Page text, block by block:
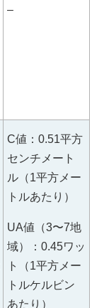
–
C値：0.51平方
センチメート
ル（1平方メー
トルあたり）
UA値（3〜7地
域）：0.45ワッ
ト（1平方メー
トルケルビン
あたり）